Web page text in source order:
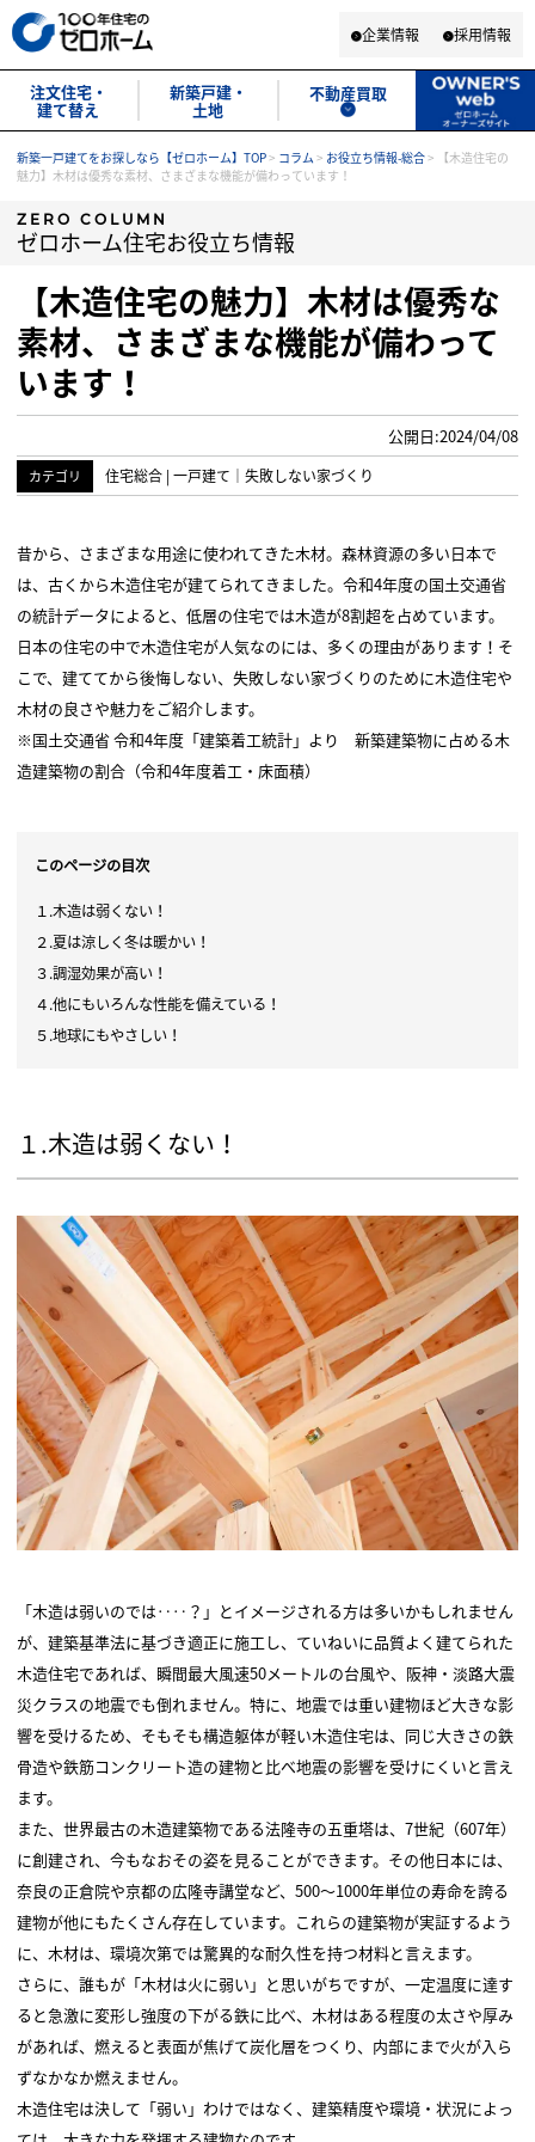
企業情報 採用情報
注文住宅・
建て替え
新築戸建・
土地
不動産買取
新築一戸建てをお探しなら【ゼロホーム】TOP> コラム > お役立ち情報-総合> 【木造住宅の
魅力】木材は優秀な素材、さまざまな機能が備わっています！
ZERO COLUMN
ゼロホーム住宅お役立ち情報
【木造住宅の魅力】木材は優秀な
素材、さまざまな機能が備わって
います！
カテゴリ 住宅総合 | 一戸建て ｜ 失敗しない家づくり
公開日:2024/04/08
昔から、さまざまな用途に使われてきた木材。森林資源の多い日本で
は、古くから木造住宅が建てられてきました。令和4年度の国土交通省
の統計データによると、低層の住宅では木造が8割超を占めています。
日本の住宅の中で木造住宅が人気なのには、多くの理由があります！そ
こで、建ててから後悔しない、失敗しない家づくりのために木造住宅や
木材の良さや魅力をご紹介します。
※国土交通省 令和4年度「建築着工統計」より 新築建築物に占める木
造建築物の割合（令和4年度着工・床面積）
このページの目次
１.木造は弱くない！
２.夏は涼しく冬は暖かい！
３.調湿効果が高い！
４.他にもいろんな性能を備えている！
５.地球にもやさしい！
１.木造は弱くない！
「木造は弱いのでは‥‥？」とイメージされる方は多いかもしれません
が、建築基準法に基づき適正に施工し、ていねいに品質よく建てられた
木造住宅であれば、瞬間最大風速50メートルの台風や、阪神・淡路大震
災クラスの地震でも倒れません。特に、地震では重い建物ほど大きな影
響を受けるため、そもそも構造躯体が軽い木造住宅は、同じ大きさの鉄
骨造や鉄筋コンクリート造の建物と比べ地震の影響を受けにくいと言え
ます。
また、世界最古の木造建築物である法隆寺の五重塔は、7世紀（607年）
に創建され、今もなおその姿を見ることができます。その他日本には、
奈良の正倉院や京都の広隆寺講堂など、500～1000年単位の寿命を誇る
建物が他にもたくさん存在しています。これらの建築物が実証するよう
に、木材は、環境次第では驚異的な耐久性を持つ材料と言えます。
さらに、誰もが「木材は火に弱い」と思いがちですが、一定温度に達す
ると急激に変形し強度の下がる鉄に比べ、木材はある程度の太さや厚み
があれば、燃えると表面が焦げて炭化層をつくり、内部にまで火が入ら
ずなかなか燃えません。
木造住宅は決して「弱い」わけではなく、建築精度や環境・状況によっ